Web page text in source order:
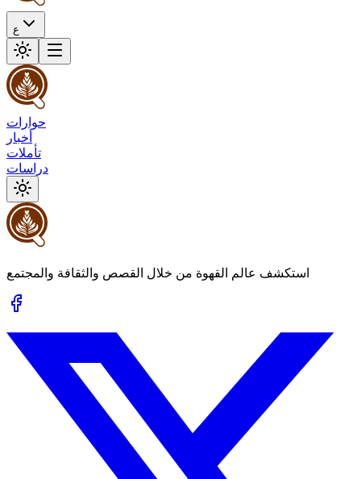
ع
حوارات
أخبار
تأملات
دراسات
استكشف عالم القهوة من خلال القصص والثقافة والمجتمع